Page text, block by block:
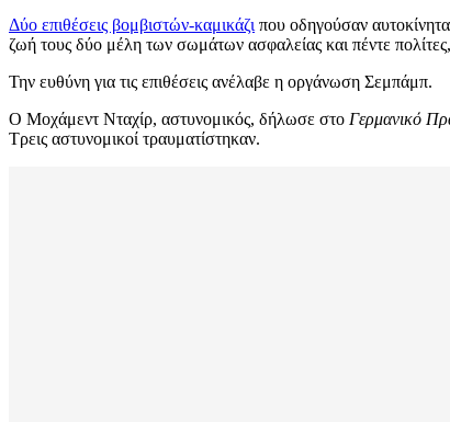
Δύο επιθέσεις βομβιστών-καμικάζι που οδηγούσαν
ζωή τους δύο μέλη των σωμάτων ασφαλείας και πέντε
Την ευθύνη για τις επιθέσεις ανέλαβε η οργάνωση Σεμπάμπ.
Ο Μοχάμεντ Νταχίρ, αστυνομικός, δήλωσε στο Γερμανικό
Τρεις αστυνομικοί τραυματίστηκαν.